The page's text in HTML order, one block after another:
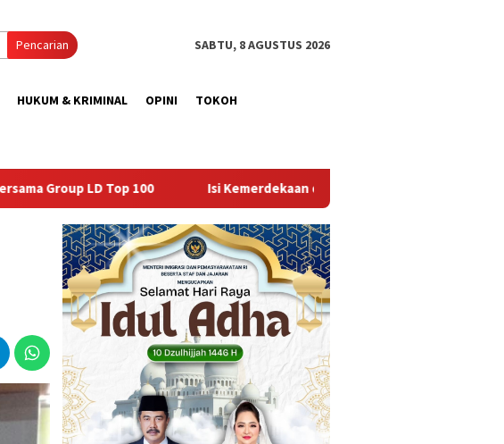
Pencarian SABTU, 8 AGUSTUS 2026
HUKUM & KRIMINAL OPINI TOKOH
Isi Kemerdekaan dengan Kepedulian, Lapas Sekayu Berbagi di Panti